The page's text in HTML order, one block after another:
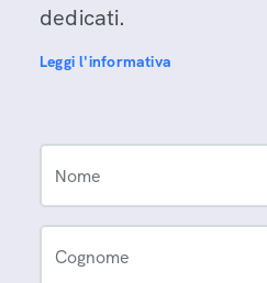
dedicati.
Leggi l'informativa
Nome
Cognome